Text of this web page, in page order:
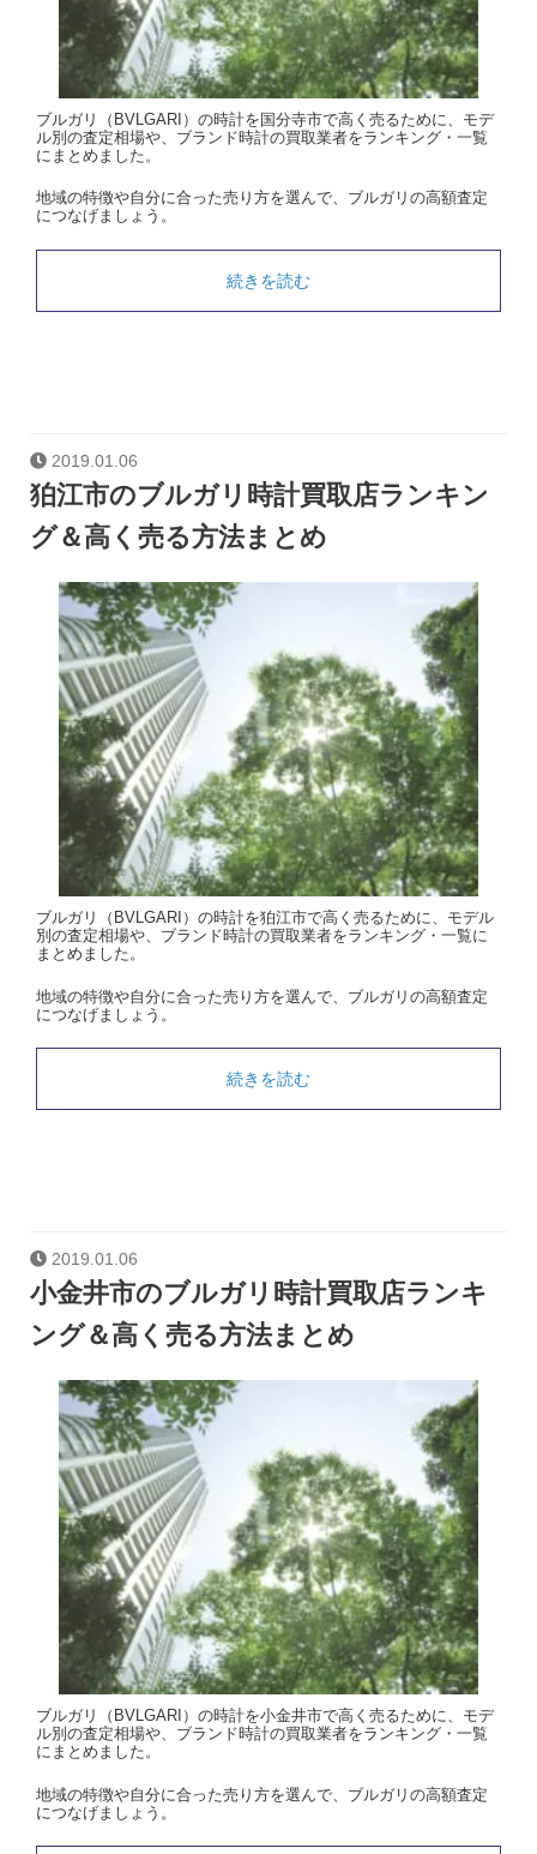
ブルガリ（BVLGARI）の時計を国分寺市で高く売るために、モデ
ル別の査定相場や、ブランド時計の買取業者をランキング・一覧
にまとめました。
地域の特徴や自分に合った売り方を選んで、ブルガリの高額査定
につなげましょう。
続きを読む
2019.01.06
狛江市のブルガリ時計買取店ランキン
グ＆高く売る方法まとめ
ブルガリ（BVLGARI）の時計を狛江市で高く売るために、モデル
別の査定相場や、ブランド時計の買取業者をランキング・一覧に
まとめました。
地域の特徴や自分に合った売り方を選んで、ブルガリの高額査定
につなげましょう。
続きを読む
2019.01.06
小金井市のブルガリ時計買取店ランキ
ング＆高く売る方法まとめ
ブルガリ（BVLGARI）の時計を小金井市で高く売るために、モデ
ル別の査定相場や、ブランド時計の買取業者をランキング・一覧
にまとめました。
地域の特徴や自分に合った売り方を選んで、ブルガリの高額査定
につなげましょう。